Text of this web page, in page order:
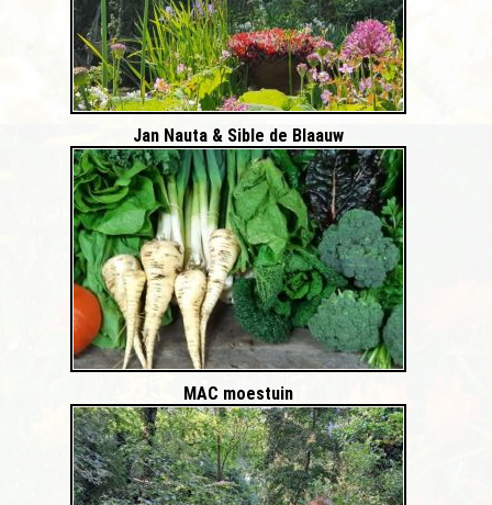
Jan Nauta & Sible de Blaauw
MAC moestuin